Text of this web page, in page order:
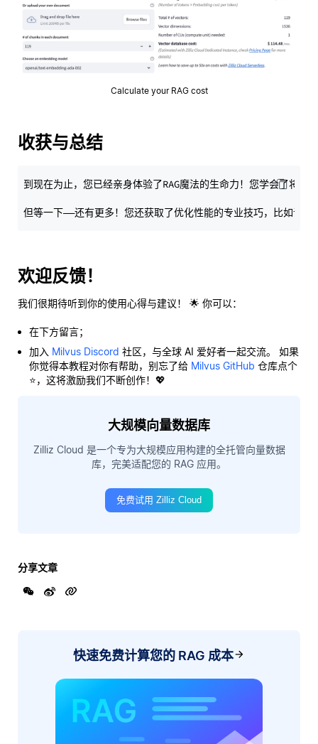
Calculate your RAG cost
收获与总结
到现在为止，您已经亲身体验了RAG魔法的生命力！您学会了将
但等一下——还有更多！您还获取了优化性能的专业技巧，比如调
欢迎反馈！
我们很期待听到你的使用心得与建议！ 🌟 你可以：
在下方留言；
加入 Milvus Discord 社区，与全球 AI 爱好者一起交流。 如果
你觉得本教程对你有帮助，别忘了给 Milvus GitHub 仓库点个
⭐，这将激励我们不断创作！💖
大规模向量数据库
Zilliz Cloud 是一个专为大规模应用构建的全托管向量数据
库，完美适配您的 RAG 应用。
免费试用 Zilliz Cloud
分享文章
快速免费计算您的 RAG 成本